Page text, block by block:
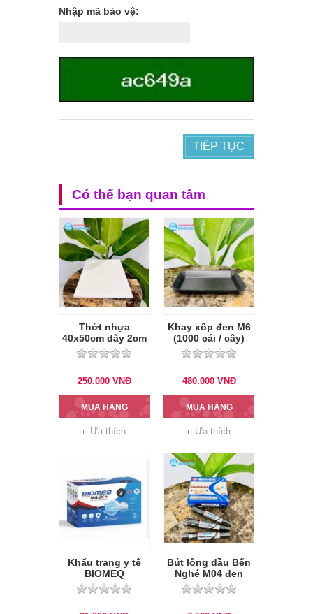
Nhập mã bảo vệ:
TIẾP TỤC
Có thể bạn quan tâm
Thớt nhựa
40x50cm dày 2cm
250.000 VNĐ
MUA HÀNG
Ưa thích
Khay xốp đen M6
(1000 cái / cây)
480.000 VNĐ
MUA HÀNG
Ưa thích
Khẩu trang y tế
BIOMEQ
Bút lông dầu Bến
Nghé M04 đen